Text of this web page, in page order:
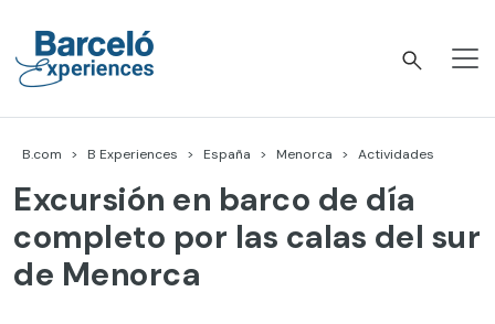
content
B.com B Experiences España Menorca Actividades
Excursión en barco de día
completo por las calas del sur
de Menorca